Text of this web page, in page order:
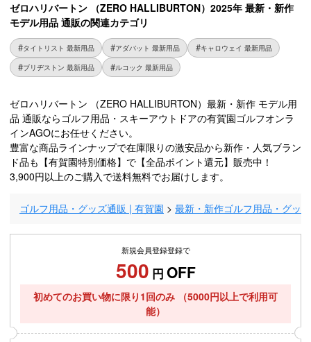
ゼロハリバートン （ZERO HALLIBURTON）2025年 最新・新作
モデル用品 通販の関連カテゴリ
タイトリスト 最新用品 アダバット 最新用品 キャロウェイ 最新用品
ブリヂストン 最新用品 ルコック 最新用品
ゼロハリバートン （ZERO HALLIBURTON）最新・新作 モデル用
品 通販ならゴルフ用品・スキーアウトドアの有賀園ゴルフオンラ
インAGOにお任せください。
豊富な商品ラインナップで在庫限りの激安品から新作・人気ブラン
ド品も【有賀園特別価格】で【全品ポイント還元】販売中！
3,900円以上のご購入で送料無料でお届けします。
ゴルフ用品・グッズ通販 | 有賀園 最新・新作ゴルフ用品・グッズ
新規会員登録登録で
500 円 OFF
初めてのお買い物に限り1回のみ
（5000円以上で利用可
能）